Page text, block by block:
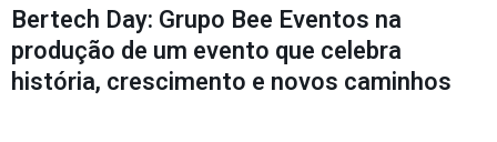
Bertech Day: Grupo Bee Eventos na
produção de um evento que celebra
história, crescimento e novos caminhos